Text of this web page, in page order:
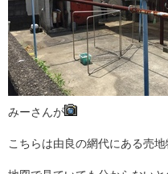
みーさんが
こちらは由良の網代にある売